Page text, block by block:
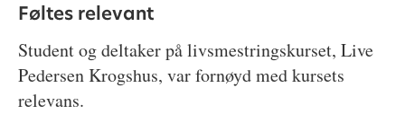
Føltes relevant
Student og deltaker på livsmestringskurset, Live
Pedersen Krogshus, var fornøyd med kursets
relevans.